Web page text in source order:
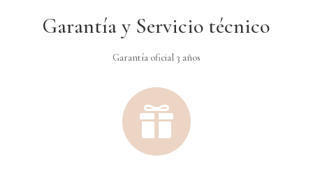
Garantía y Servicio técnico
Garantía oficial 3 años
